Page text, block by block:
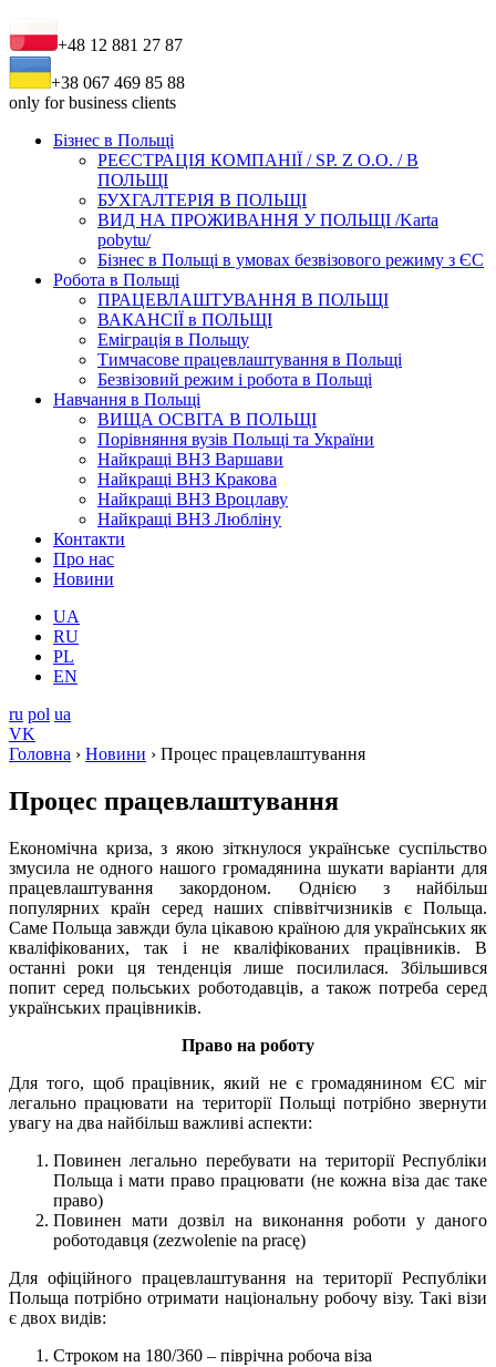
+48 12 881 27 87
+38 067 469 85 88
only for business clients
Бізнес в Польщі
РЕЄСТРАЦІЯ КОМПАНІЇ / SP. Z O.O. / В
ПОЛЬЩІ
БУХГАЛТЕРІЯ В ПОЛЬЩІ
ВИД НА ПРОЖИВАННЯ У ПОЛЬЩІ /Karta
pobytu/
Бізнес в Польщі в умовах безвізового режиму з ЄС
Робота в Польщі
ПРАЦЕВЛАШТУВАННЯ В ПОЛЬЩІ
ВАКАНСІЇ в ПОЛЬЩІ
Еміграція в Польщу
Тимчасове працевлаштування в Польщі
Безвізовий режим і робота в Польщі
Навчання в Польщі
ВИЩА ОСВІТА В ПОЛЬЩІ
Порівняння вузів Польщі та України
Найкращі ВНЗ Варшави
Найкращі ВНЗ Кракова
Найкращі ВНЗ Вроцлаву
Найкращі ВНЗ Любліну
Контакти
Про нас
Новини
UA
RU
PL
EN
ru pol ua
VK
Головна › Новини › Процес працевлаштування
Процес працевлаштування
Економічна криза, з якою зіткнулося українське суспільство
змусила не одного нашого громадянина шукати варіанти для
працевлаштування закордоном. Однією з найбільш
популярних країн серед наших співвітчизників є Польща.
Саме Польща завжди була цікавою країною для українських як
кваліфікованих, так і не кваліфікованих працівників. В
останні роки ця тенденція лише посилилася. Збільшився
попит серед польських роботодавців, а також потреба серед
українських працівників.
Право на роботу
Для того, щоб працівник, який не є громадянином ЄС міг
легально працювати на території Польщі потрібно звернути
увагу на два найбільш важливі аспекти:
Повинен легально перебувати на території Республіки
Польща і мати право працювати (не кожна віза дає таке
право)
Повинен мати дозвіл на виконання роботи у даного
роботодавця (zezwolenie na pracę)
Для офіційного працевлаштування на території Республіки
Польща потрібно отримати національну робочу візу. Такі візи
є двох видів:
Строком на 180/360 – піврічна робоча віза